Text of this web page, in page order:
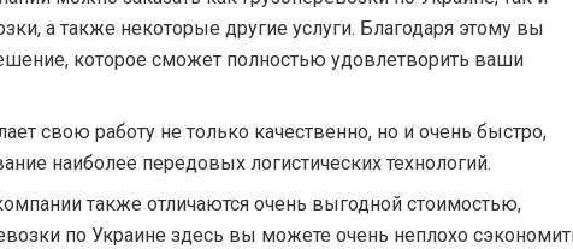
а также некоторые другие услуги. Благодаря этому вы
которое сможет полностью удовлетворить ваши
свою работу не только качественно, но и очень быстро,
наиболее передовых логистических технологий.
также отличаются очень выгодной стоимостью,
по Украине здесь вы можете очень неплохо